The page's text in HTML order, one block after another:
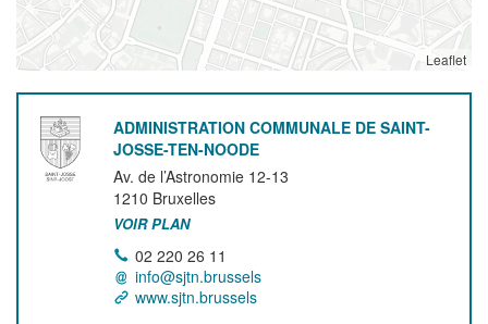
Leaflet
ADMINISTRATION COMMUNALE DE SAINT-
JOSSE-TEN-NOODE
Av. de l’Astronomie 12-13
1210 Bruxelles
VOIR PLAN
02 220 26 11
info@sjtn.brussels
www.sjtn.brussels